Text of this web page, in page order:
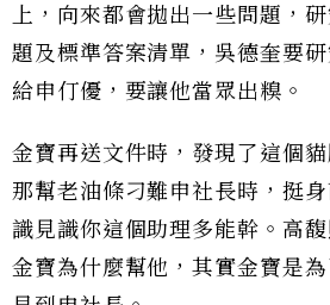
上，向來都會拋出一些問題，
題及標準答案清單，吳德奎要
給申仃優，要讓他當眾出糗。
金寶再送文件時，發現了這個
那幫老油條刁難申社長時，挺
識見識你這個助理多能幹。高
金寶為什麼幫他，其實金寶是